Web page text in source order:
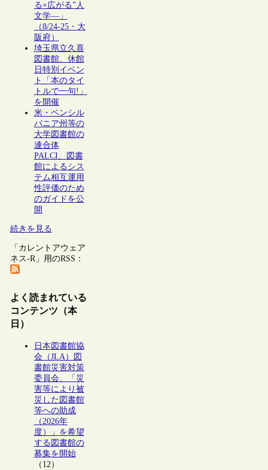
る×広がる”人
文学―」
（8/24-25・大
阪府）
埼玉県立久喜
図書館、休館
日特別イベン
ト「本のタイ
トルで一句!」
を開催
米・ペンシル
バニア州等の
大学図書館の
連合体
PALCI、図書
館によるシス
テム相互運用
性評価のため
のガイドを公
開
続きを見る
「カレントアウェア
ネス-R」用のRSS：
よく読まれている
コンテンツ（本
日）
日本図書館協
会（JLA）図
書館災害対策
委員会、「災
害等により被
災した図書館
等への助成
（2026年
度）」を希望
する図書館の
募集を開始
（12）